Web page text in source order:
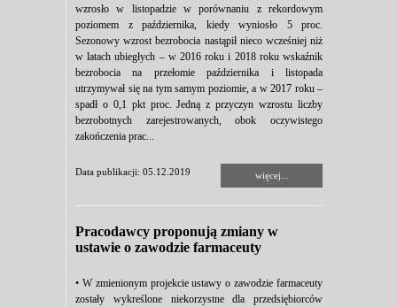
wzrosło w listopadzie w porównaniu z rekordowym
poziomem z października, kiedy wyniosło 5 proc.
Sezonowy wzrost bezrobocia nastąpił nieco wcześniej niż
w latach ubiegłych – w 2016 roku i 2018 roku wskaźnik
bezrobocia na przełomie października i listopada
utrzymywał się na tym samym poziomie, a w 2017 roku –
spadł o 0,1 pkt proc. Jedną z przyczyn wzrostu liczby
bezrobotnych zarejestrowanych, obok oczywistego
zakończenia prac...
Data publikacji: 05.12.2019 więcej...
Pracodawcy proponują zmiany w
ustawie o zawodzie farmaceuty
• W zmienionym projekcie ustawy o zawodzie farmaceuty
zostały wykreślone niekorzystne dla przedsiębiorców